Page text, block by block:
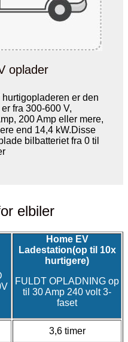
oplader
er den
fra 300-600 V,
200 Amp eller mere,
end 14,4 kW.Disse
bilbatteriet fra 0 til
elbiler
Home EV
Ladestation(op til 10x
hurtigere)
FULDT OPLADNING op
til 30 Amp 240 volt 3-
faset
3,6 timer